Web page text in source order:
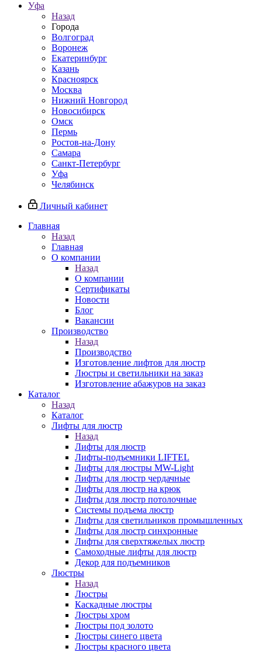
Уфа
Назад
Города
Волгоград
Воронеж
Екатеринбург
Казань
Красноярск
Москва
Нижний Новгород
Новосибирск
Омск
Пермь
Ростов-на-Дону
Самара
Санкт-Петербург
Уфа
Челябинск
Личный кабинет
Главная
Назад
Главная
О компании
Назад
О компании
Сертификаты
Новости
Блог
Вакансии
Производство
Назад
Производство
Изготовление лифтов для люстр
Люстры и светильники на заказ
Изготовление абажуров на заказ
Каталог
Назад
Каталог
Лифты для люстр
Назад
Лифты для люстр
Лифты-подъемники LIFTEL
Лифты для люстры MW-Light
Лифты для люстр чердачные
Лифты для люстр на крюк
Лифты для люстр потолочные
Системы подъема люстр
Лифты для светильников промышленных
Лифты для люстр синхронные
Лифты для сверхтяжелых люстр
Самоходные лифты для люстр
Декор для подъемников
Люстры
Назад
Люстры
Каскадные люстры
Люстры хром
Люстры под золото
Люстры синего цвета
Люстры красного цвета